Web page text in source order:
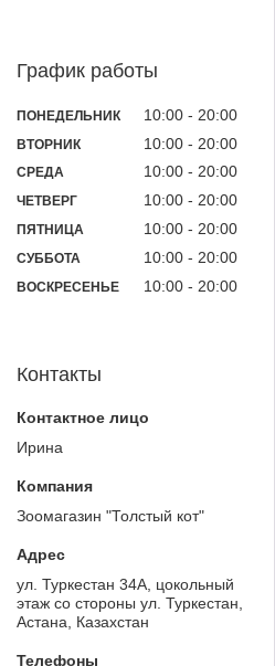
График работы
ПОНЕДЕЛЬНИК 10:00 20:00
ВТОРНИК 10:00 20:00
СРЕДА 10:00 20:00
ЧЕТВЕРГ 10:00 20:00
ПЯТНИЦА 10:00 20:00
СУББОТА 10:00 20:00
ВОСКРЕСЕНЬЕ 10:00 20:00
Контакты
Ирина
Зоомагазин "Толстый кот"
ул. Туркестан 34А, цокольный
этаж со стороны ул. Туркестан,
Астана, Казахстан